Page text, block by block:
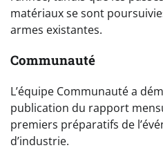
matériaux se sont
armes existantes.
Communauté
L’équipe Communauté a
publication du rapport
premiers préparatifs de
d’industrie.